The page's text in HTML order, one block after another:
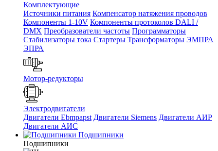
Комплектующие
Источники питания Компенсатор натяжения проводов
Компоненты 1-10V Компоненты протоколов DALI /
DMX Преобразователи частоты Программаторы
Стабилизаторы тока Стартеры Трансформаторы ЭМПРА
ЭПРА
Мотор-редукторы
Электродвигатели
Двигатели Ebmpapst Двигатели Siemens Двигатели АИР
Двигатели АИС
Подшипники
Подшипники